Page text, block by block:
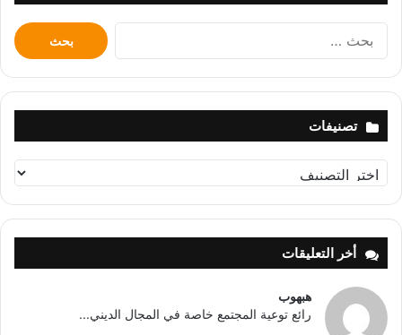
البحث
عن:
تصنيفات
تصنيفات
أخر التعليقات
هبهوب
رائع توعية المجتمع خاصة في المجال الديني...